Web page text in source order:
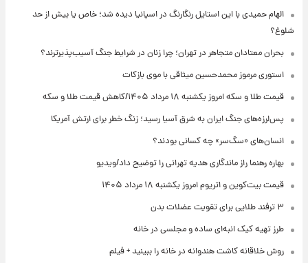
الهام حمیدی با این استایل رنگارنگ در اسپانیا دیده شد؛ خاص یا بیش از حد
شلوغ؟
بحران معتادان متجاهر در تهران؛ چرا زنان در شرایط جنگ آسیب‌پذیرترند؟
استوری مرموز محمدحسین میثاقی با موی بازکات
قیمت طلا و سکه امروز یکشنبه ۱۸ مرداد ۱۴۰۵/کاهش قیمت طلا و سکه
پس‌لرزه‌های جنگ ایران به شرق آسیا رسید؛ زنگ خطر برای ارتش آمریکا
انسان‌های «سگ‌سر» چه کسانی بودند؟
بهاره رهنما راز ماندگاری هدیه تهرانی را توضیح داد/ویدیو
قیمت بیت‌کوین و اتریوم امروز یکشنبه ۱۸ مرداد ۱۴۰۵
۳ ترفند طلایی برای تقویت عضلات بدن
طرز تهیه کیک انبه‌ای ساده و مجلسی در خانه
روش خلاقانه کاشت هندوانه در خانه را ببینید + فیلم